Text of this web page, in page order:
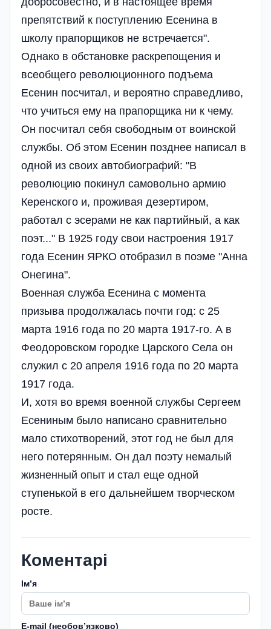
препятствий к поступлению Есенина в
школу прапорщиков не встречается".
Однако в обстановке раскрепощения и
всеобщего революционного подъема
Есенин посчитал, и вероятно справедливо,
что учиться ему на прапорщика ни к чему.
Он посчитал себя свободным от воинской
службы. Об этом Есенин позднее написал в
одной из своих автобиографий: "В
революцию покинул самовольно армию
Керенского и, проживая дезертиром,
работал с эсерами не как партийный, а как
поэт..." В 1925 году свои настроения 1917
года Есенин ЯРКО отобразил в поэме "Анна
Онегина".
Военная служба Есенина с момента
призыва продолжалась почти год: с 25
марта 1916 года по 20 марта 1917-го. А в
Феодоровском городке Царского Села он
служил с 20 апреля 1916 года по 20 марта
1917 года.
И, хотя во время военной службы Сергеем
Есениным было написано сравнительно
мало стихотворений, этот год не был для
него потерянным. Он дал поэту немалый
жизненный опыт и стал еще одной
ступенькой в его дальнейшем творческом
росте.
Коментарі
Імʼя
E-mail (необовʼязково)